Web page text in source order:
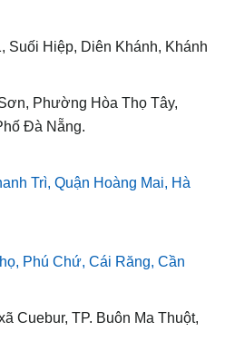
Suối Hiệp, Diên Khánh, Khánh
Phường Hòa Thọ Tây,
Đà Nẵng.
Trì, Quận Hoàng Mai, Hà
Phú Chứ, Cái Răng, Cần
Cuebur, TP. Buôn Ma Thuột,